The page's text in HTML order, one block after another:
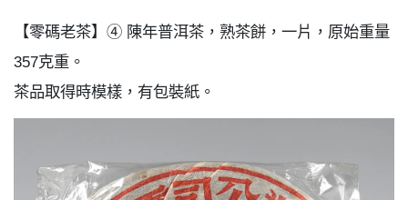
【零碼老茶】④ 陳年普洱茶，熟茶餅，一片，原始重量
357克重。
茶品取得時模樣，有包裝紙。